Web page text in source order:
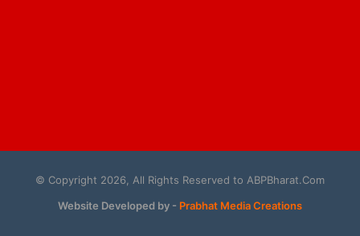
© Copyright 2026, All Rights Reserved to ABPBharat.Com
Website Developed by - Prabhat Media Creations